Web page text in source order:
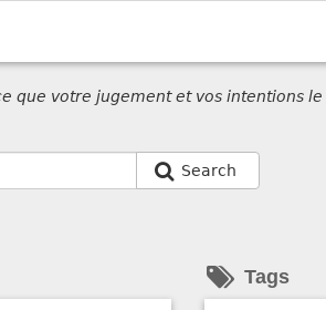
que votre jugement et vos intentions le
Search
Tags